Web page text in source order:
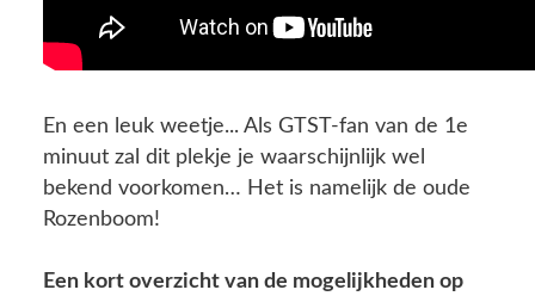
En een leuk weetje... Als GTST-fan van de 1e
minuut zal dit plekje je waarschijnlijk wel
bekend voorkomen… Het is namelijk de oude
Rozenboom!
Een kort overzicht van de mogelijkheden op